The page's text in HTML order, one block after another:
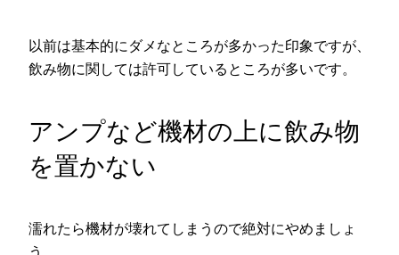
以前は基本的にダメなところが多かった印象ですが、
飲み物に関しては許可しているところが多いです。
アンプなど機材の上に飲み物
を置かない
濡れたら機材が壊れてしまうので絶対にやめましょ